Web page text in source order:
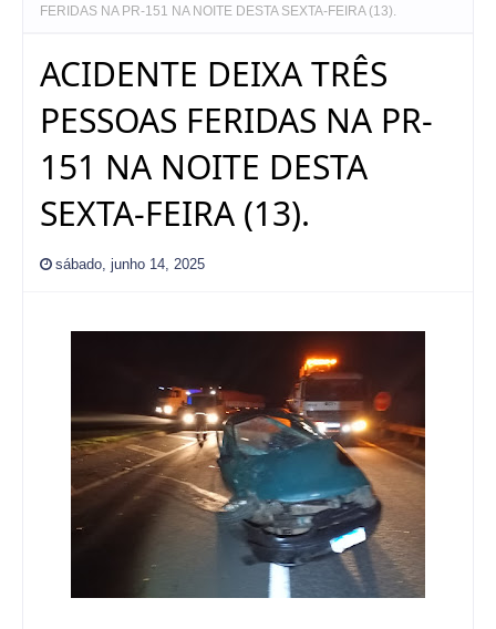
FERIDAS NA PR-151 NA NOITE DESTA SEXTA-FEIRA (13).
ACIDENTE DEIXA TRÊS
PESSOAS FERIDAS NA PR-
151 NA NOITE DESTA
SEXTA-FEIRA (13).
sábado, junho 14, 2025